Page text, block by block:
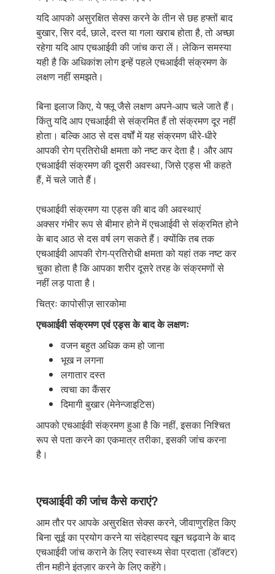
यदि आपको असुरक्षित सेक्स करने के तीन से छह हफ्तों बाद
बुखार, सिर दर्द, छाले, दस्त या गला खराब होता है, तो अच्छा
रहेगा यदि आप एचआईवी की जांच करा लें। लेकिन समस्या
यही है कि अधिकांश लोग इन्हें पहले एचआईवी संक्रमण के
लक्षण नहीं समझते।
बिना इलाज किए, ये फ्लू जैसे लक्षण अपने-आप चले जाते हैं।
किंतु यदि आप एचआईवी से संक्रमित हैं तो संक्रमण दूर नहीं
होता। बल्कि आठ से दस वर्षों में यह संक्रमण धीरे-धीरे
आपकी रोग प्रतिरोधी क्षमता को नष्ट कर देता है। और आप
एचआईवी संक्रमण की दूसरी अवस्था, जिसे एड्स भी कहते
हैं, में चले जाते हैं।
एचआईवी संक्रमण या एड्स की बाद की अवस्थाएं
अक्सर गंभीर रूप से बीमार होने में एचआईवी से संक्रमित होने
के बाद आठ से दस वर्ष लग सकते हैं। क्योंकि तब तक
एचआईवी आपकी रोग-प्रतिरोधी क्षमता को यहां तक नष्ट कर
चुका होता है कि आपका शरीर दूसरे तरह के संक्रमणों से
नहीं लड़ पाता है।
चित्रः कापोसीज़ सारकोमा
एचआईवी संक्रमण एवं एड्स के बाद के लक्षणः
वजन बहुत अधिक कम हो जाना
भूख न लगना
लगातार दस्त
त्वचा का कैंसर
दिमागी बुखार (मेनेन्जाइटिस)
आपको एचआईवी संक्रमण हुआ है कि नहीं, इसका निश्चित
रूप से पता करने का एकमात्र तरीका, इसकी जांच करना
है।
एचआईवी की जांच कैसे कराएं?
आम तौर पर आपके असुरक्षित सेक्स करने, जीवाणुरहित किए
बिना सूई का प्रयोग करने या संदेहास्पद खून चढ़वाने के बाद
एचआईवी जांच कराने के लिए स्वास्थ्य सेवा प्रदाता (डॉक्टर)
तीन महीने इंतज़ार करने के लिए कहेंगे।